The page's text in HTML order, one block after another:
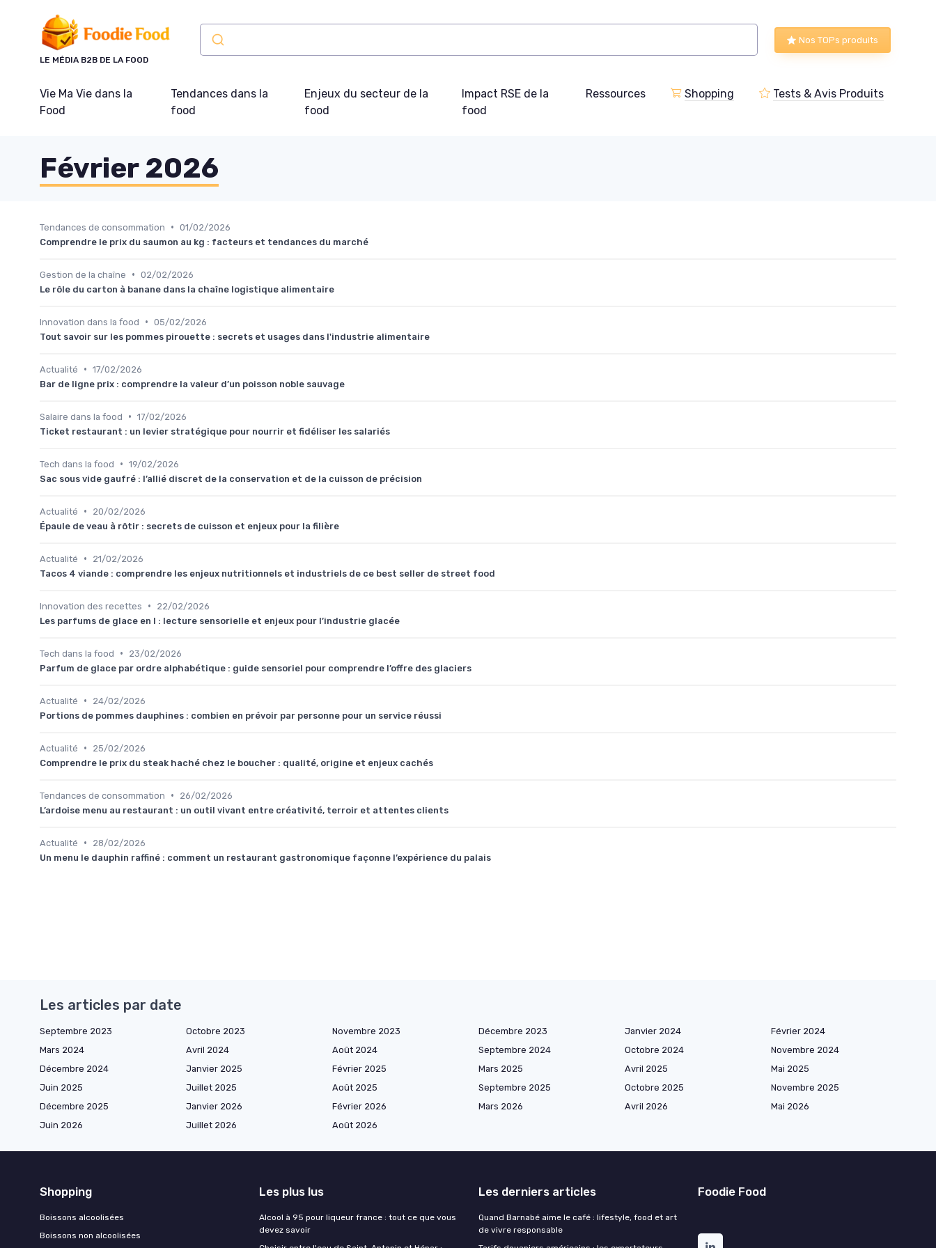
LE MÉDIA B2B DE LA FOOD
Nos TOPs produits
Vie Ma Vie dans la
Food
Tendances dans la
food
Enjeux du secteur de la
food
Impact RSE de la
food
Ressources Shopping Tests & Avis Produits
Février 2026
Tendances de consommation • 01/02/2026
Comprendre le prix du saumon au kg : facteurs et tendances du marché
Gestion de la chaîne • 02/02/2026
Le rôle du carton à banane dans la chaîne logistique alimentaire
Innovation dans la food • 05/02/2026
Tout savoir sur les pommes pirouette : secrets et usages dans l'industrie alimentaire
Actualité • 17/02/2026
Bar de ligne prix : comprendre la valeur d’un poisson noble sauvage
Salaire dans la food • 17/02/2026
Ticket restaurant : un levier stratégique pour nourrir et fidéliser les salariés
Tech dans la food • 19/02/2026
Sac sous vide gaufré : l’allié discret de la conservation et de la cuisson de précision
Actualité •
20/02/2026
Épaule de veau à rôtir : secrets de cuisson et enjeux pour la filière
Actualité •
21/02/2026
Tacos 4 viande : comprendre les enjeux nutritionnels et industriels de ce best seller de street food
Innovation des recettes •
22/02/2026
Les parfums de glace en l : lecture sensorielle et enjeux pour l’industrie glacée
Tech dans la food •
23/02/2026
Parfum de glace par ordre alphabétique : guide sensoriel pour comprendre l’offre des glaciers
Actualité •
24/02/2026
Portions de pommes dauphines : combien en prévoir par personne pour un service réussi
Actualité •
25/02/2026
Comprendre le prix du steak haché chez le boucher : qualité, origine et enjeux cachés
Tendances de consommation •
26/02/2026
L’ardoise menu au restaurant : un outil vivant entre créativité, terroir et attentes clients
Actualité •
28/02/2026
Un menu le dauphin raffiné : comment un restaurant gastronomique façonne l’expérience du palais
Les articles par date
Septembre 2023 Octobre 2023 Novembre 2023 Décembre 2023 Janvier 2024
Février 2024
Mars 2024
Avril 2024 Août 2024 Septembre 2024 Octobre 2024
Novembre 2024
Décembre 2024
Janvier 2025 Février 2025 Mars 2025 Avril 2025
Mai 2025
Juin 2025
Juillet 2025 Août 2025 Septembre 2025 Octobre 2025
Novembre 2025
Décembre 2025
Janvier 2026 Février 2026 Mars 2026 Avril 2026
Mai 2026
Juin 2026
Juillet 2026 Août 2026
Shopping
Boissons alcoolisées
Boissons non alcoolisées
Les plus lus
Alcool à 95 pour liqueur france : tout ce que vous
devez savoir
Les derniers articles
Quand Barnabé aime le café : lifestyle, food et art
de vivre responsable
Foodie Food